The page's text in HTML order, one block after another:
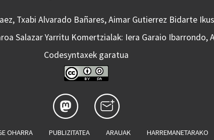
Txabi Alvarado Bañares, Aimar Gutierrez Bidarte
Salazar Yarritu Komertzialak: Iera Garaio Ibarrondo,
Codesyntaxek garatua
OHARRA PUBLIZITATEA ARAUAK HARREMANETARAKO